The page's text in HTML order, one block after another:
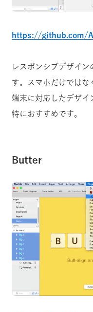
https://github.com/
レスポンシブデザイ
す。スマホだけではな
端末に対応したデザイ
特におすすめです。
Butter